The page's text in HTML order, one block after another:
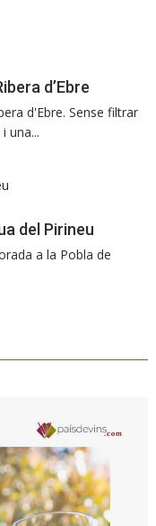
d’Ebre
d'Ebre. Sense filtrar
una...
del Pirineu
a la Pobla de